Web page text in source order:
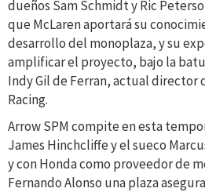
dueños Sam Schmidt y Ric
que McLaren aportará su
desarrollo del monoplaza, y su
amplificar el proyecto, bajo la
Indy Gil de Ferran, actual director
Racing.
Arrow SPM compite en esta
James Hinchcliffe y el sueco
y con Honda como proveedor de
Fernando Alonso una plaza